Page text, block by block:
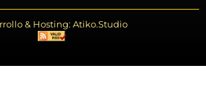
& Hosting: Atiko.Studio